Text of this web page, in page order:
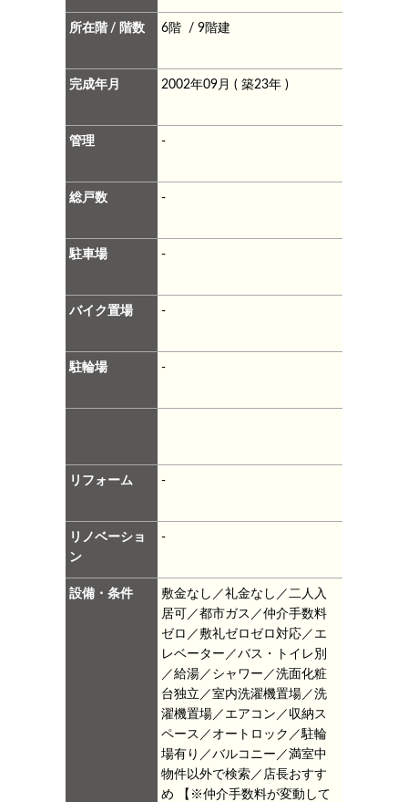
所在階 / 階数 6階 / 9階建
完成年月 2002年09月 ( 築23年 )
管理 -
総戸数 -
駐車場 -
バイク置場 -
駐輪場 -
リフォーム -
リノベーショ
ン
-
設備・条件
敷金なし／礼金なし／二人入
居可／都市ガス／仲介手数料
ゼロ／敷礼ゼロゼロ対応／エ
レベーター／バス・トイレ別
／給湯／シャワー／洗面化粧
台独立／室内洗濯機置場／洗
濯機置場／エアコン／収納ス
ペース／オートロック／駐輪
場有り／バルコニー／満室中
物件以外で検索／店長おすす
め
【※仲介手数料が変動して